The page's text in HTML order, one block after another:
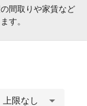
間取りや家賃など
す。
上限なし